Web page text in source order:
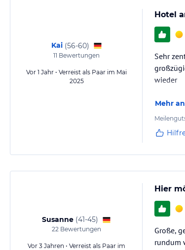
Kai (56-60)
11 Bewertungen
Vor 1 Jahr • Verreist als Paar im Mai
2025
Hotel
Sehr
wieder
Mehr
Susanne (41-45)
22 Bewertungen
Vor 3 Jahren • Verreist als Paar im
Hier
Große,
rundum